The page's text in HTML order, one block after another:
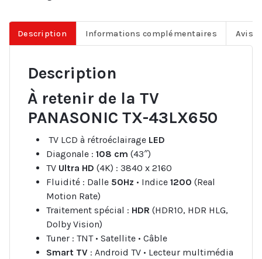
Description Informations complémentaires Avis
Description
À retenir de la TV
PANASONIC TX-43LX650
TV LCD à rétroéclairage LED
Diagonale : 108 cm (43″)
TV Ultra HD (4K) : 3840 x 2160
Fluidité : Dalle 50Hz • Indice 1200 (Real
Motion Rate)
Traitement spécial : HDR (HDR10, HDR HLG,
Dolby Vision)
Tuner : TNT • Satellite • Câble
Smart TV : Android TV • Lecteur multimédia